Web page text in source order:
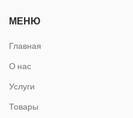
МЕНЮ
Главная
О нас
Услуги
Товары